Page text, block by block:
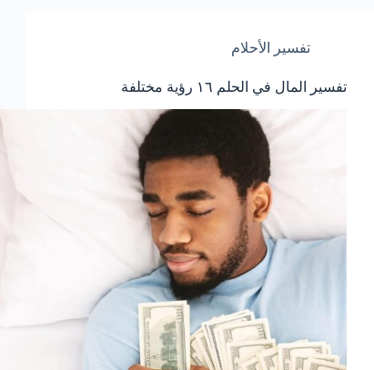
تفسير الأحلام
تفسير المال في الحلم ١٦ رؤية مختلفة